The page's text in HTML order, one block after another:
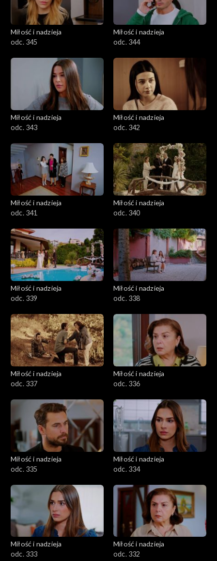
Miłość i nadzieja
odc. 345
Miłość i nadzieja
odc. 344
Miłość i nadzieja
odc. 343
Miłość i nadzieja
odc. 342
Miłość i nadzieja
odc. 341
Miłość i nadzieja
odc. 340
Miłość i nadzieja
odc. 339
Miłość i nadzieja
odc. 338
Miłość i nadzieja
odc. 337
Miłość i nadzieja
odc. 336
Miłość i nadzieja
odc. 335
Miłość i nadzieja
odc. 334
Miłość i nadzieja
odc. 333
Miłość i nadzieja
odc. 332